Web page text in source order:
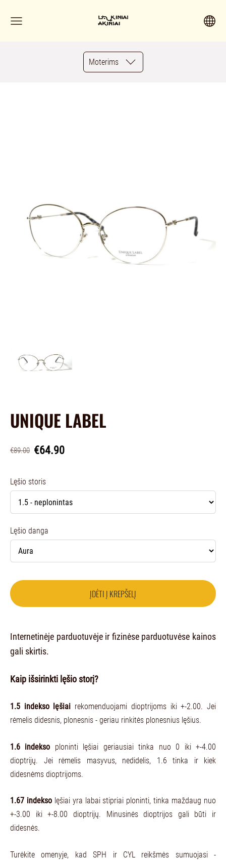
Moterims
UNIQUE LABEL
€89.00 €64.90
Lęšio storis
Lęšio danga
ĮDĖTI Į KREPŠELĮ
Internetinėje parduotuvėje ir fizinėse parduotuvėse kainos
gali skirtis.
Kaip išsirinkti lęšio storį?
1.5 indekso lęšiai rekomenduojami dioptrijoms iki +-2.00. Jei
rėmelis didesnis, plonesnis - geriau rinkitės plonesnius lęšius.
1.6 indekso ploninti lęšiai geriausiai tinka nuo 0 iki +-4.00
dioptrijų. Jei rėmelis masyvus, nedidelis, 1.6 tinka ir kiek
didesnėms dioptrijoms.
1.67 indeksolęšiai yra labai stipriai ploninti, tinka maždaug nuo
+-3.00 iki +-8.00 dioptrijų. Minusinės dioptrijos gali būti ir
didesnės.
Turėkite omenyje, kad SPH ir CYL reikšmės sumuojasi -